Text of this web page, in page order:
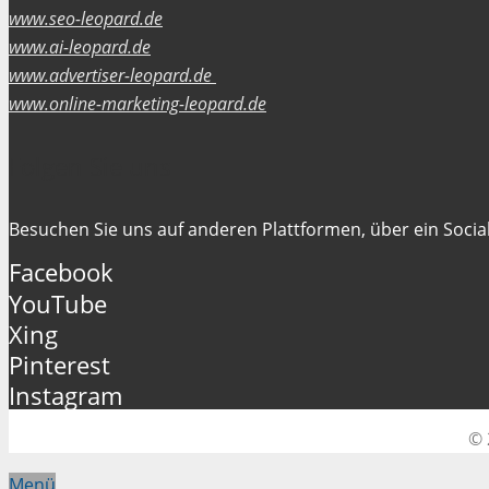
www.seo-leopard.de
www.ai-leopard.de
www.advertiser-leopard.de
www.online-marketing-leopard.de
Besuchen Sie uns auf anderen Plattformen, über ein
Facebook
YouTube
Xing
Pinterest
Instagram
©